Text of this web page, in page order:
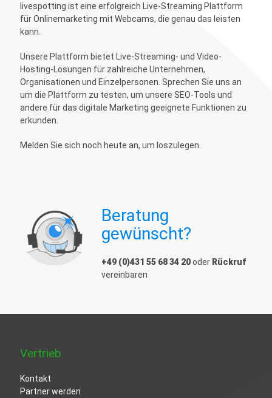
livespotting ist eine erfolgreich Live-Streaming Plattform
für Onlinemarketing mit Webcams, die genau das leisten
kann.
Unsere Plattform bietet Live-Streaming- und Video-
Hosting-Lösungen für zahlreiche Unternehmen,
Organisationen und Einzelpersonen. Sprechen Sie uns an
um die Plattform zu testen, um unsere SEO-Tools und
andere für das digitale Marketing geeignete Funktionen zu
erkunden.
Melden Sie sich noch heute an, um loszulegen.
Beratung
gewünscht?
+49 (0)431 55 68 34 20oder Rückruf
vereinbaren
Vertrieb
Kontakt
Partner werden